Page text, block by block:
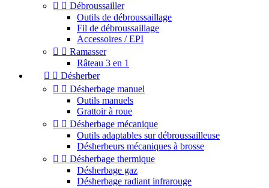
  Débroussailler
Outils de débroussaillage
Fil de débroussaillage
Accessoires / EPI
  Ramasser
Râteau 3 en 1
  Désherber
  Désherbage manuel
Outils manuels
Grattoir à roue
  Désherbage mécanique
Outils adaptables sur débroussailleuse
Désherbeurs mécaniques à brosse
  Désherbage thermique
Désherbage gaz
Désherbage radiant infrarouge